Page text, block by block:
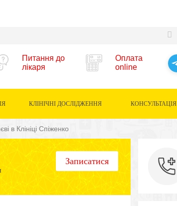
Питання до
лікаря
Оплата
online
КЛІНІЧНІ ДОСЛІДЖЕННЯ КОНСУЛЬТАЦІЯ
в Клініці Спіженко
Записатися